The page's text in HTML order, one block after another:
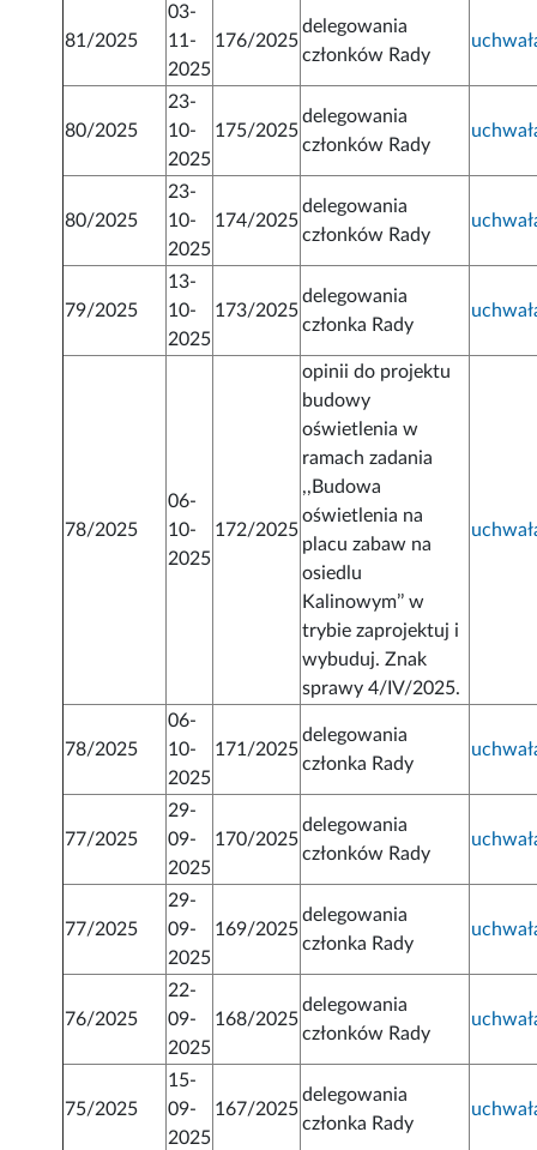
81/2025
03-
11-
2025
176/2025
delegowania
członków Rady
80/2025
23-
10-
2025
175/2025
delegowania
członków Rady
80/2025
23-
10-
2025
174/2025
delegowania
członków Rady
79/2025
13-
10-
2025
173/2025
delegowania
członka Rady
78/2025
06-
10-
2025
172/2025
opinii do projektu
budowy
oświetlenia w
ramach zadania
,,Budowa
oświetlenia na
placu zabaw na
osiedlu
Kalinowym’’ w
trybie zaprojektuj i
wybuduj. Znak
sprawy 4/IV/2025.
78/2025
06-
10-
2025
171/2025
delegowania
członka Rady
77/2025
29-
09-
2025
170/2025
delegowania
członków Rady
77/2025
29-
09-
2025
169/2025
delegowania
członka Rady
76/2025
22-
09-
2025
168/2025
delegowania
członków Rady
75/2025
15-
09-
2025
167/2025
delegowania
członka Rady